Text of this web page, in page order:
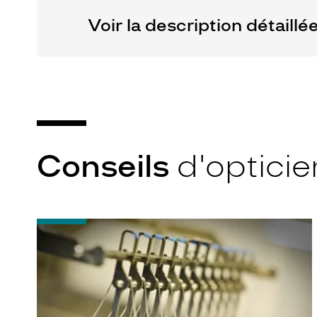
Voir la description
Conseils
-
Quel
indice
d’amincissement